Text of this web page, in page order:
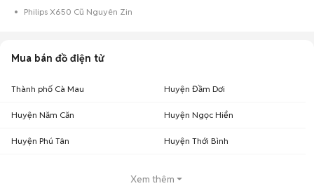
Philips X650 Cũ Nguyên Zin
Mua bán đồ điện tử
Thành phố Cà Mau Huyện Đầm Dơi
Huyện Năm Căn Huyện Ngọc Hiển
Huyện Phú Tân Huyện Thới Bình
Xem thêm